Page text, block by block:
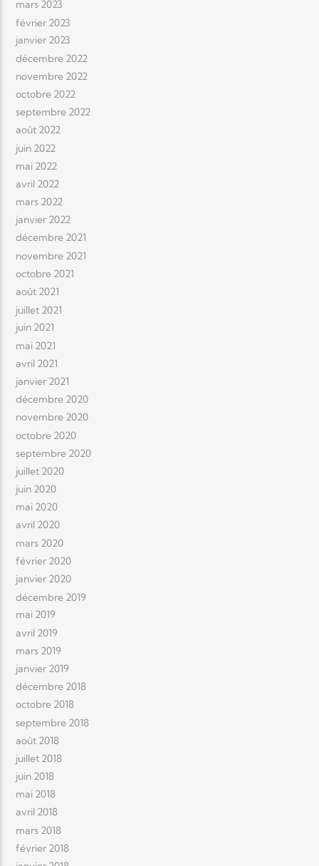
mars 2023
février 2023
janvier 2023
décembre 2022
novembre 2022
octobre 2022
septembre 2022
août 2022
juin 2022
mai 2022
avril 2022
mars 2022
janvier 2022
décembre 2021
novembre 2021
octobre 2021
août 2021
juillet 2021
juin 2021
mai 2021
avril 2021
janvier 2021
décembre 2020
novembre 2020
octobre 2020
septembre 2020
juillet 2020
juin 2020
mai 2020
avril 2020
mars 2020
février 2020
janvier 2020
décembre 2019
mai 2019
avril 2019
mars 2019
janvier 2019
décembre 2018
octobre 2018
septembre 2018
août 2018
juillet 2018
juin 2018
mai 2018
avril 2018
mars 2018
février 2018